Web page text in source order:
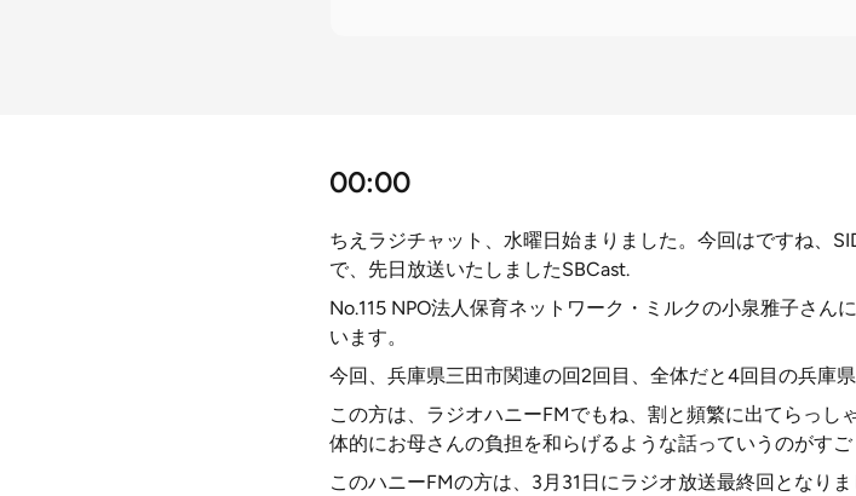
00:00
ちえラジチャット、水曜日始まりました。今回はですね、
で、先日放送いたしましたSBCast.
No.115 NPO法人保育ネットワーク・ミルクの小泉雅子さん
います。
今回、兵庫県三田市関連の回2回目、全体だと4回目の兵庫
この方は、ラジオハニーFMでもね、割と頻繁に出てらっ
体的にお母さんの負担を和らげるような話っていうのがす
このハニーFMの方は、3月31日にラジオ放送最終回となり